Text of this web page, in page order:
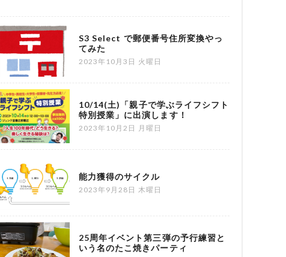
S3 Select で郵便番号住所変換やっ
てみた
2023年10月3日 火曜日
10/14(土)「親子で学ぶライフシフト
特別授業」に出演します！
2023年10月2日 月曜日
能力獲得のサイクル
2023年9月28日 木曜日
25周年イベント第三弾の予行練習と
いう名のたこ焼きパーティ